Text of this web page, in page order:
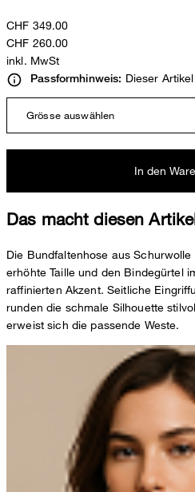
CHF 349.00
CHF 260.00
inkl. MwSt
Passformhinweis: Dieser
Grösse auswählen
In den
Das macht diesen
Die Bundfaltenhose aus
erhöhte Taille und den Bindegürtel
raffinierten Akzent. Seitliche
runden die schmale Silhouette
erweist sich die passende Weste.